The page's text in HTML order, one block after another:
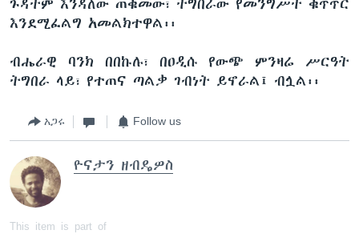
ጉዳትም እንዳለው ጠቁመው፣ ትግበራው የመንግሥት ቁጥጥር
እንደሚፈልግ አመልክተዋል፡፡
ብሔራዊ ባንክ በበኩሉ፣ በዐዲሱ የውጭ ምንዛሬ ሥርዓት
ትግበራ ላይ፣ የተጠና ጣልቃ ገብነት ይኖራል፤ ብሏል፡፡
አጋሩ Follow us
ዮናታን ዘብዴዎስ
This item is part of